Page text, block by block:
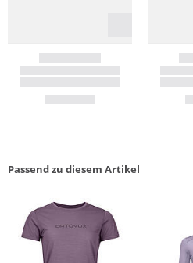
Passend zu diesem Artikel